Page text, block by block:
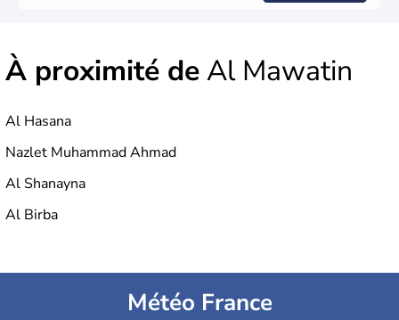
À proximité deAl Mawatin
Al Hasana
Nazlet Muhammad Ahmad
Al Shanayna
Al Birba
Météo France